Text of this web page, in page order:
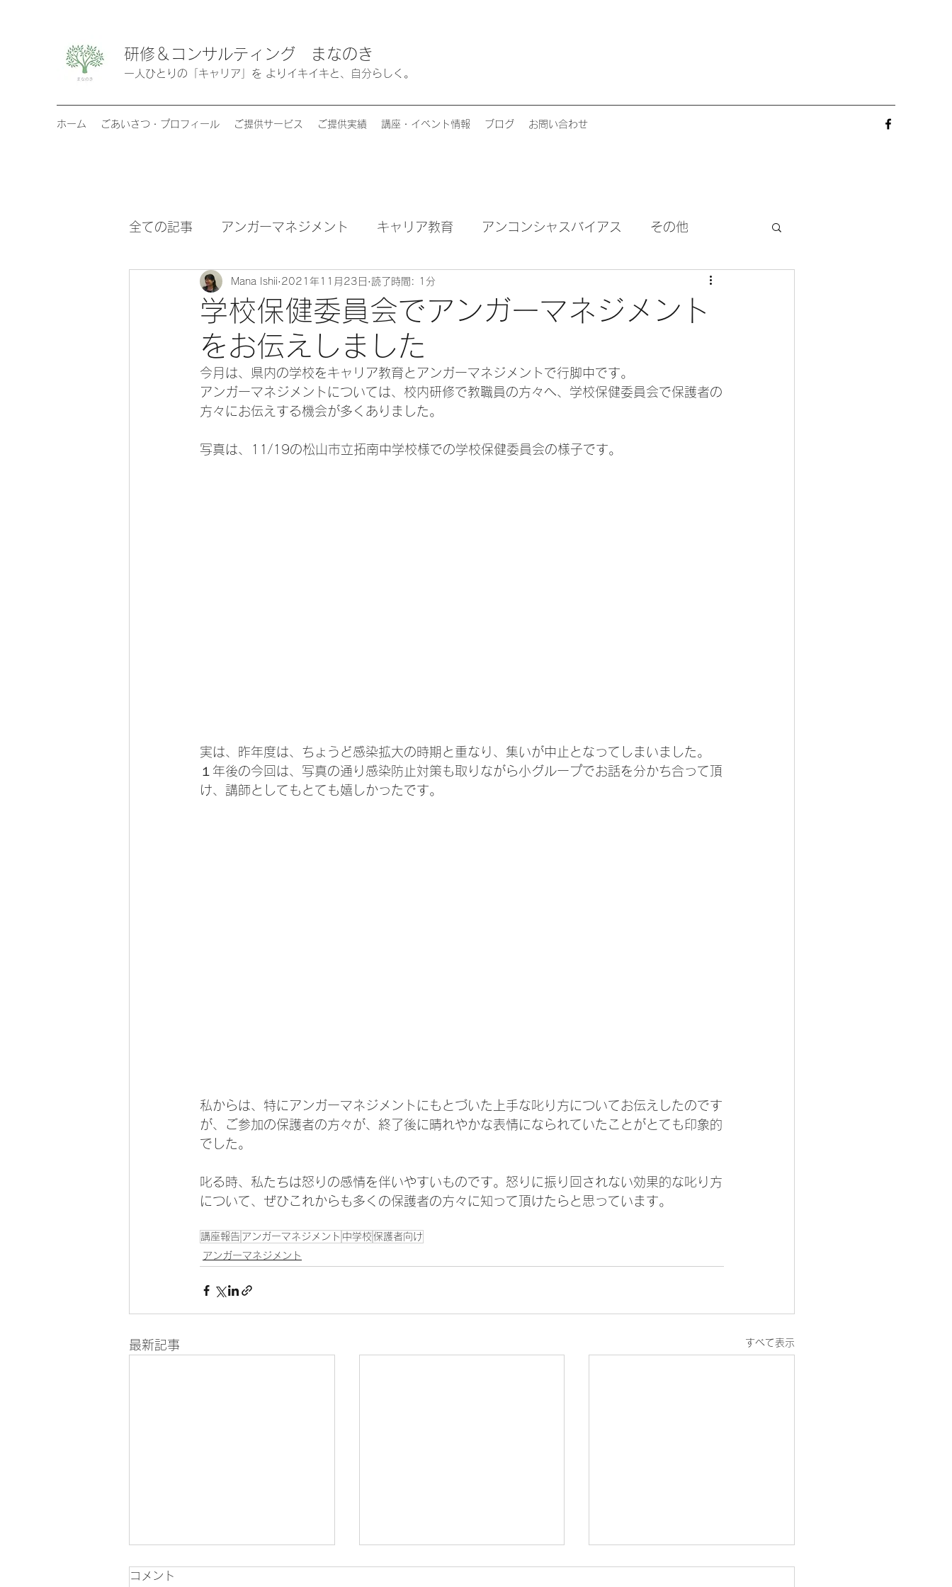
研修＆コンサルティング まなのき
​​一人ひとりの「キャリア」を よりイキイキと、自分らしく。
ホーム ごあいさつ・プロフィール ご提供サービス ご提供実績 講座・イベント情報 ブログ お問い合わせ
全ての記事 アンガーマネジメント キャリア教育 アンコンシャスバイアス その他
これまでの歩み キャリア 男女共同参画
学校保健委員会でアンガーマネジメント
をお伝えしました
Mana Ishii 2021年11月23日 読了時間: 1分
今月は、県内の学校をキャリア教育とアンガーマネジメントで行脚中です。
アンガーマネジメントについては、校内研修で教職員の方々へ、学校保健委員会で保護者の
方々にお伝えする機会が多くありました。
写真は、11/19の松山市立拓南中学校様での学校保健委員会の様子です。
実は、昨年度は、ちょうど感染拡大の時期と重なり、集いが中止となってしまいました。
１年後の今回は、写真の通り感染防止対策も取りながら小グループでお話を分かち合って頂
け、講師としてもとても嬉しかったです。
私からは、特にアンガーマネジメントにもとづいた上手な叱り方についてお伝えしたのです
が、ご参加の保護者の方々が、終了後に晴れやかな表情になられていたことがとても印象的
でした。
叱る時、私たちは怒りの感情を伴いやすいものです。怒りに振り回されない効果的な叱り方
について、ぜひこれからも多くの保護者の方々に知って頂けたらと思っています。
講座報告 アンガーマネジメント 中学校 保護者向け
アンガーマネジメント
最新記事 すべて表示
コメント